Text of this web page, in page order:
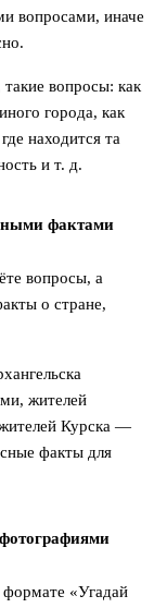
вопросами, иначе
вопросы: как
города, как
находится та
и т. д.
фактами
вопросы, а
о стране,
жителей
Курска —
факты для
«Угадай